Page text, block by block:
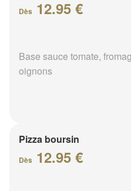
Dès 12.95 €
Base sauce tomate,
oignons
Pizza boursin
Dès 12.95 €